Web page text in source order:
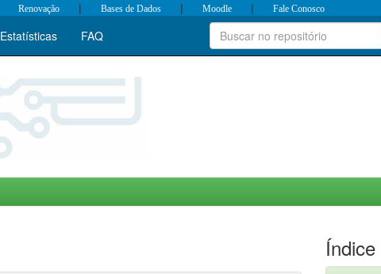
Renovação | Bases de Dados | Moodle | Fale Conosco
Estatísticas FAQ
Índice